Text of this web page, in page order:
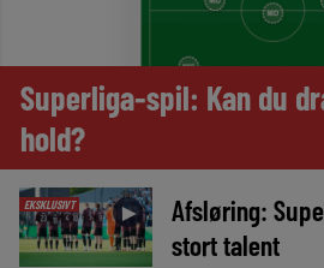
Superliga-spil: Kan du
hold?
EKSKLUSIVT ►
Afsløring:
stort talent